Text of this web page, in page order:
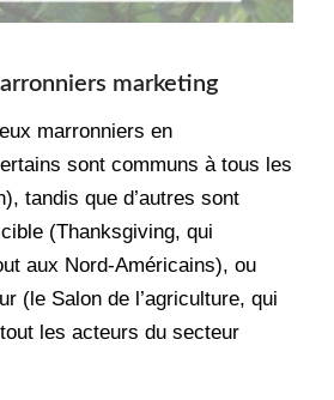
marketing
marronniers en
sont communs à tous les
tandis que d’autres sont
(Thanksgiving, qui
aux Nord-Américains), ou
(le Salon de l’agriculture, qui
les acteurs du secteur